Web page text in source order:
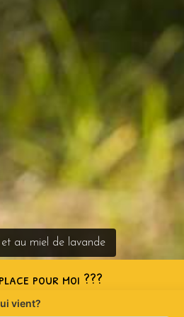
au miel de lavande
pour moi ???
vient?